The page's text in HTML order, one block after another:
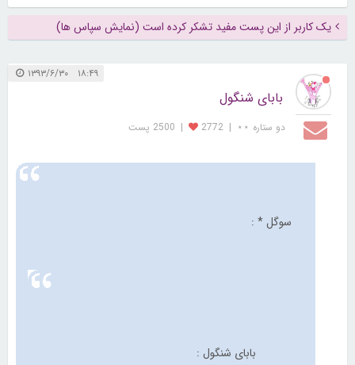
یک کاربر از این پست مفید تشکر کرده است (نمایش سپاس ها)
۱۸:۴۹ ۱۳۹۳/۶/۳۰
بابای شنگول
دو ستاره ⋆⋆ |
2772
| 2500 پست
سوگل * :
بابای شنگول :